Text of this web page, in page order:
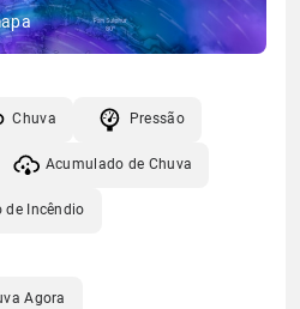
Chuva Pressão
Acumulado de Chuva
de Incêndio
Agora